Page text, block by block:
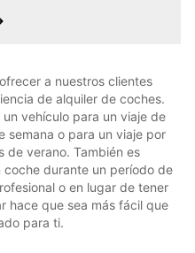
a nuestros clientes
de alquiler de coches.
vehículo para un viaje de
semana o para un viaje por
de verano. También es
coche durante un período de
o en lugar de tener
hace que sea más fácil que
para ti.